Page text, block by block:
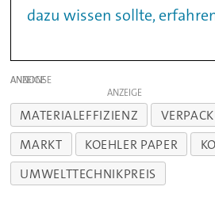
dazu wissen sollte,
ANZEIGE
ANZEIGE
MATERIALEFFIZIENZ
MARKT
KOEHLER PAPER
UMWELTTECHNIKPREIS